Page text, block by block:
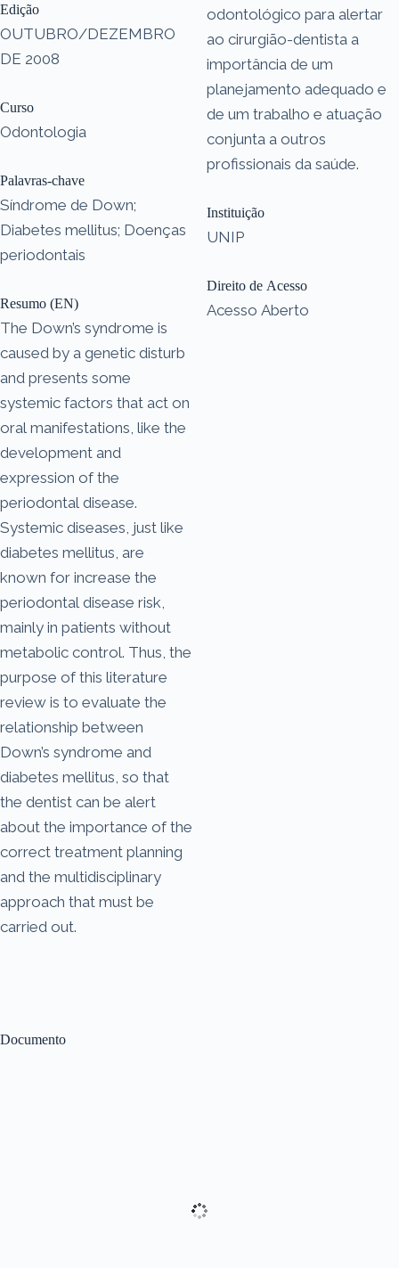
Documento
Edição
OUTUBRO/DEZEMBRO
DE 2008
Curso
Odontologia
Palavras-chave
Síndrome de Down;
Diabetes mellitus; Doenças
periodontais
Resumo (EN)
The Down’s syndrome is
caused by a genetic disturb
and presents some
systemic factors that act on
oral manifestations, like the
development and
expression of the
periodontal disease.
Systemic diseases, just like
diabetes mellitus, are
known for increase the
periodontal disease risk,
mainly in patients without
metabolic control. Thus, the
purpose of this literature
review is to evaluate the
relationship between
Down’s syndrome and
diabetes mellitus, so that
the dentist can be alert
about the importance of the
correct treatment planning
and the multidisciplinary
approach that must be
carried out.
odontológico para alertar
ao cirurgião-dentista a
importância de um
planejamento adequado e
de um trabalho e atuação
conjunta a outros
profissionais da saúde.
Instituição
UNIP
Direito de Acesso
Acesso Aberto